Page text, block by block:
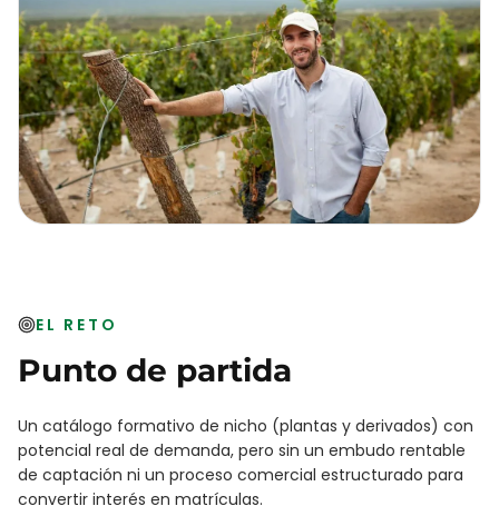
EL RETO
Punto de partida
Un catálogo formativo de nicho (plantas y derivados) con
potencial real de demanda, pero sin un embudo rentable
de captación ni un proceso comercial estructurado para
convertir interés en matrículas.